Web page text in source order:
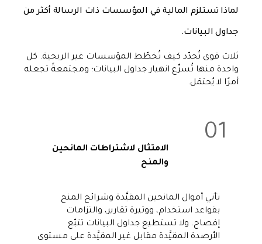
لماذا تستلزم المالية في المؤسسات ذات الرسالة أكثر من
جداول البيانات.
ثلاث قوى تُحدّد كيف تُخطّط المؤسسات غير الربحية. كل
واحدة منها تُسرِّع انهيار جداول البيانات؛ ومجتمعةً تجعله
أمرًا لا يُحتمَل.
01
الامتثال لاشتراطات المانحين
والمنح
تأتي أموال المانحين المقيَّدة وشرائح المنح
بقواعد استخدام، ووتيرة تقارير، والتزامات
إفصاح. ولا تستطيع جداول البيانات تتبّع
الأرصدة المقيَّدة مقابل غير المقيَّدة على مستوى